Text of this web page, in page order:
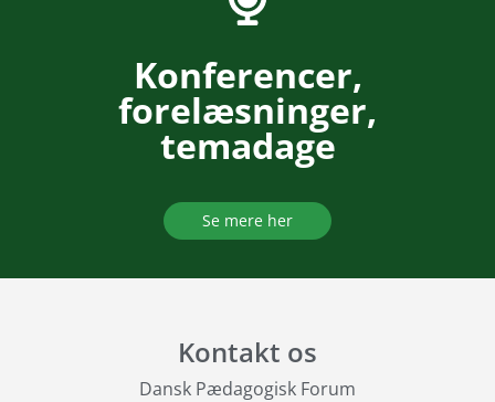
Konferencer,
forelæsninger,
temadage
Se mere her
Kontakt os
Dansk Pædagogisk Forum